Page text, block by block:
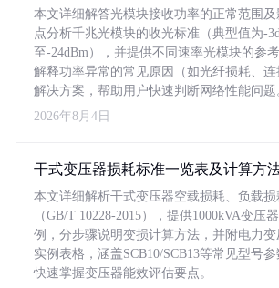
本文详细解答光模块接收功率的正常范围
点分析千兆光模块的收光标准（典型值为-
至-24dBm），并提供不同速率光模块的参
解释功率异常的常见原因（如光纤损耗、连
解决方案，帮助用户快速判断网络性能问题
2026年8月4日
干式变压器损耗标准一览表及计算方
本文详细解析干式变压器空载损耗、负载
（GB/T 10228-2015），提供1000kVA变压
例，分步骤说明变损计算方法，并附电力
实例表格，涵盖SCB10/SCB13等常见型号
快速掌握变压器能效评估要点。